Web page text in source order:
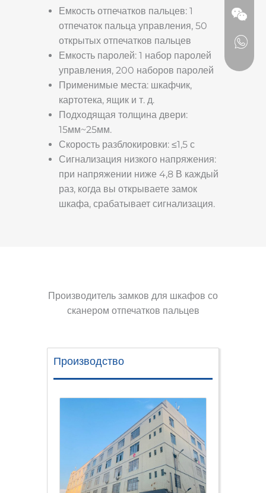
Емкость отпечатков пальцев: 1
отпечаток пальца управления, 50
открытых отпечатков пальцев
Емкость паролей: 1 набор паролей
управления, 200 наборов паролей
Применимые места: шкафчик,
картотека, ящик и т. д.
Подходящая толщина двери:
15мм~25мм.
Скорость разблокировки: ≤1,5 с
Сигнализация низкого напряжения:
при напряжении ниже 4,8 В каждый
раз, когда вы открываете замок
шкафа, срабатывает сигнализация.
Производитель замков для шкафов со
сканером отпечатков пальцев
Производство